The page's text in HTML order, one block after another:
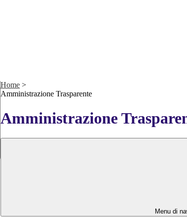
Home >
Amministrazione Trasparente
Amministrazione
Menu di